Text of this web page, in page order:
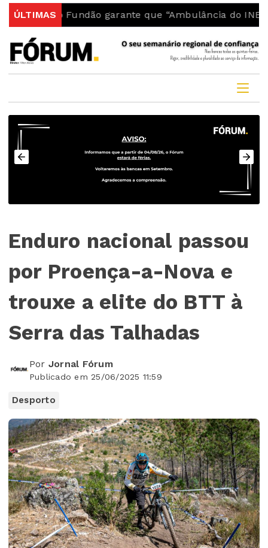
ÚLTIMAS
do Fundão garante que “Ambulância do INEM fica
Enduro nacional passou
por Proença-a-Nova e
trouxe a elite do BTT à
Serra das Talhadas
Por Jornal Fórum
Publicado em 25/06/2025 11:59
Desporto